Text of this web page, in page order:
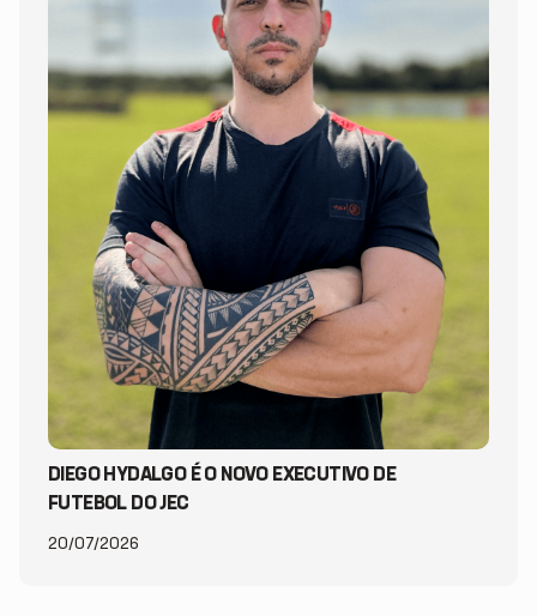
DIEGO HYDALGO É O NOVO EXECUTIVO DE
FUTEBOL DO JEC
20/07/2026